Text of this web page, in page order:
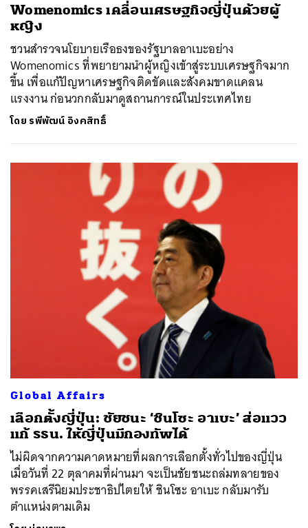
Womenomics เคลื่อนเศรษฐกิจญี่ปุ่นด้วยผู้
หญิง
ชวนสำรวจนโยบายเรือธงของรัฐบาลอาเบะอย่าง
Womenomics ที่พยายามนำผู้หญิงเข้าสู่ระบบเศรษฐกิจมาก
ขึ้น เพื่อแก้ปัญหาเศรษฐกิจติดขัดและสังคมขาดแคลน
แรงงาน ก่อนวกกลับมาดูสถานการณ์ในประเทศไทย
โดย รพีพัฒน์ อิงคสิทธิ์
Global Affairs
​เลือกตั้งญี่ปุ่น: ชัยชนะ ‘ชินโซะ อาเบะ’ ส่อแวว
แก้ รธน. ให้ญี่ปุ่นมีกองทัพได้
ไม่ผิดจากความคาดหมายที่ผลการเลือกตั้งทั่วไปของญี่ปุ่น
เมื่อวันที่ 22 ตุลาคมที่ผ่านมา จะเป็นชัยชนะถล่มทลายของ
พรรคเสรีนิยมประชาธิปไตยให้ ชินโซะ อาเบะ กลับมารับ
ตำแหน่งตามเดิม
ค้นหา
SHARE TWEET LINE EMAIL